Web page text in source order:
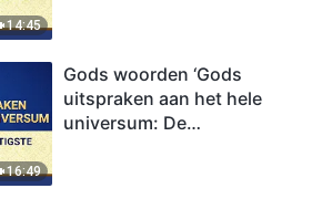
14:45
16:49
Gods woorden ‘Gods
uitspraken aan het hele
universum: De